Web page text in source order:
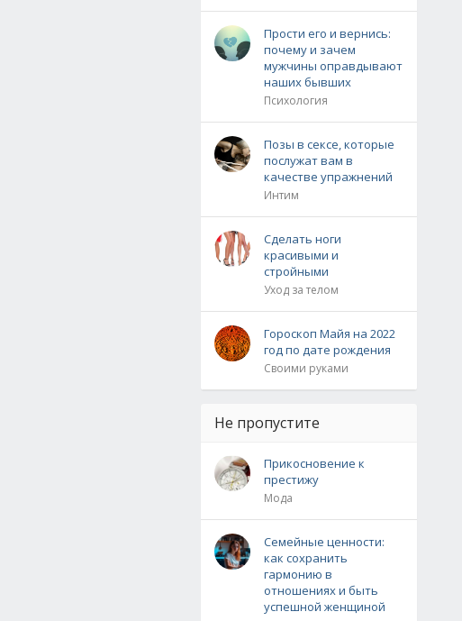
Прости его и вернись:
почему и зачем
мужчины оправдывают
наших бывших
Психология
Позы в сексе, которые
послужат вам в
качестве упражнений
Интим
Сделать ноги
красивыми и
стройными
Уход за телом
Гороскоп Майя на 2022
год по дате рождения
Своими руками
Не пропустите
Прикосновение к
престижу
Мода
Семейные ценности:
как сохранить
гармонию в
отношениях и быть
успешной женщиной